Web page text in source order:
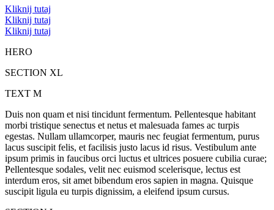
Kliknij tutaj
Kliknij tutaj
Kliknij tutaj
HERO
SECTION XL
TEXT M
Duis non quam et nisi tincidunt fermentum. Pellentesque habitant
morbi tristique senectus et netus et malesuada fames ac turpis
egestas. Nullam ullamcorper, mauris nec feugiat fermentum, purus
lacus suscipit felis, et facilisis justo lacus id risus. Vestibulum ante
ipsum primis in faucibus orci luctus et ultrices posuere cubilia curae;
Pellentesque sodales, velit nec euismod scelerisque, lectus est
interdum eros, sit amet bibendum eros sapien in magna. Quisque
suscipit ligula eu turpis dignissim, a eleifend ipsum cursus.